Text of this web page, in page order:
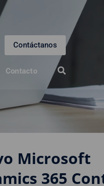
Contáctanos
Contacto
Microsoft
365